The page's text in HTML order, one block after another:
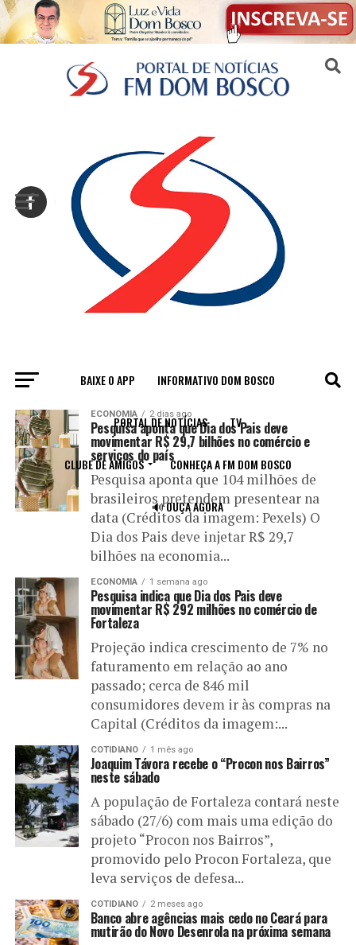
BAIXE O APP INFORMATIVO DOM BOSCO
PORTAL DE NOTÍCIAS TV
CLUBE DE AMIGOS CONHEÇA A FM DOM BOSCO
🔊 OUÇA AGORA
All posts tagged "consumidores"
ECONOMIA 2 dias ago
Pesquisa aponta que Dia dos Pais deve
movimentar R$ 29,7 bilhões no comércio e
serviços do país
Pesquisa aponta que 104 milhões de
brasileiros pretendem presentear na
data (Créditos da imagem: Pexels) O
Dia dos Pais deve injetar R$ 29,7
bilhões na economia...
ECONOMIA 1 semana ago
Pesquisa indica que Dia dos Pais deve
movimentar R$ 292 milhões no comércio de
Fortaleza
Projeção indica crescimento de 7% no
faturamento em relação ao ano
passado; cerca de 846 mil
consumidores devem ir às compras na
Capital (Créditos da imagem:...
COTIDIANO 1 mês ago
Joaquim Távora recebe o “Procon nos Bairros”
neste sábado
A população de Fortaleza contará neste
sábado (27/6) com mais uma edição do
projeto “Procon nos Bairros”,
promovido pelo Procon Fortaleza, que
leva serviços de defesa...
COTIDIANO 2 meses ago
Banco abre agências mais cedo no Ceará para
mutirão do Novo Desenrola na próxima semana
Sair da versão mobile